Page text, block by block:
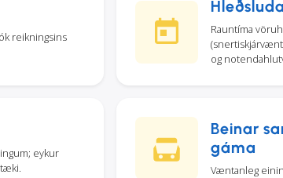
reikningsins
Rauntíma
og
eykur
Beinar
gáma
Væntanleg